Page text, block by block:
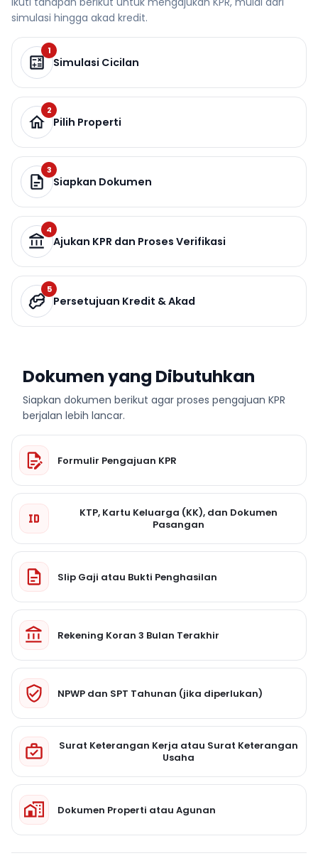
simulasi hingga akad kredit.
1
Simulasi Cicilan
2
Pilih Properti
3
Siapkan Dokumen
4
Ajukan KPR dan Proses Verifikasi
5
Persetujuan Kredit & Akad
Dokumen yang Dibutuhkan
Siapkan dokumen berikut agar proses pengajuan KPR
berjalan lebih lancar.
Formulir Pengajuan KPR
KTP, Kartu Keluarga (KK), dan Dokumen
Pasangan
Slip Gaji atau Bukti Penghasilan
Rekening Koran 3 Bulan Terakhir
NPWP dan SPT Tahunan (jika diperlukan)
Surat Keterangan Kerja atau Surat Keterangan
Usaha
Dokumen Properti atau Agunan